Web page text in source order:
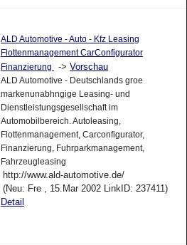
ALD Automotive - Auto - Kfz Leasing
Flottenmanagement CarConfigurator
Finanzierung
-> Vorschau
ALD Automotive - Deutschlands groe
markenunabhngige Leasing- und
Dienstleistungsgesellschaft im
Automobilbereich. Autoleasing,
Flottenmanagement, Carconfigurator,
Finanzierung, Fuhrparkmanagement,
Fahrzeugleasing
http://www.ald-automotive.de/
(Neu: Fre , 15.Mar 2002 LinkID: 237411)
Detail